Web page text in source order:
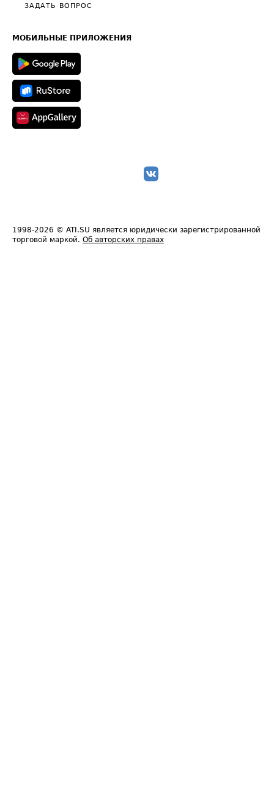
Общие положения
Техническая информация
ЗАДАТЬ ВОПРОС
МОБИЛЬНЫЕ ПРИЛОЖЕНИЯ
1998-2026 © ATI.SU является юридически зарегистрированной
торговой маркой. Об авторских правах